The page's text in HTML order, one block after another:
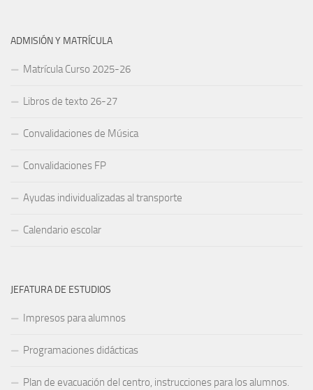
ADMISIÓN Y MATRÍCULA
Matrícula Curso 2025-26
Libros de texto 26-27
Convalidaciones de Música
Convalidaciones FP
Ayudas individualizadas al transporte
Calendario escolar
JEFATURA DE ESTUDIOS
Impresos para alumnos
Programaciones didácticas
Plan de evacuación del centro, instrucciones para los alumnos.